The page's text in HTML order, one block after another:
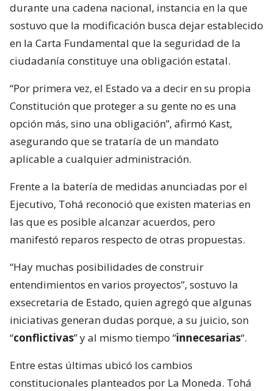
durante una cadena nacional, instancia en la que
sostuvo que la modificación busca dejar establecido
en la Carta Fundamental que la seguridad de la
ciudadanía constituye una obligación estatal.
“Por primera vez, el Estado va a decir en su propia
Constitución que proteger a su gente no es una
opción más, sino una obligación”, afirmó Kast,
asegurando que se trataría de un mandato
aplicable a cualquier administración.
Frente a la batería de medidas anunciadas por el
Ejecutivo, Tohá reconoció que existen materias en
las que es posible alcanzar acuerdos, pero
manifestó reparos respecto de otras propuestas.
“Hay muchas posibilidades de construir
entendimientos en varios proyectos”, sostuvo la
exsecretaria de Estado, quien agregó que algunas
iniciativas generan dudas porque, a su juicio, son
“conflictivas” y al mismo tiempo “innecesarias“.
Entre estas últimas ubicó los cambios
constitucionales planteados por La Moneda. Tohá